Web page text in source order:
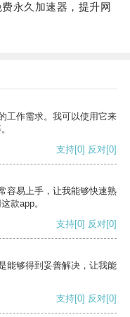
永久加速器，提升网
工作需求。我可以使用它来
支持[0] 反对[0]
容易上手，让我能够快速熟
款app。
支持[0] 反对[0]
能够得到妥善解决，让我能
支持[0] 反对[0]